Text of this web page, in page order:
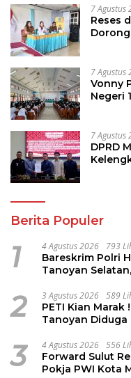
7 Agustus
Reses
7 Agustus
Vonny
Negeri
7 Agustus
DPRD
Berita Populer
1 4 Agustus 2026 793
Bareskrim Polri
Tanoyan
2 3 Agustus 2026 589
PETI Kian Marak
Tanoyan Diduga
3 4 Agustus 2026 556
Forward Sulut
Pokja PWI Kota